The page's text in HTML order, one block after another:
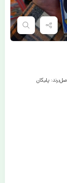
برند: پلیکان